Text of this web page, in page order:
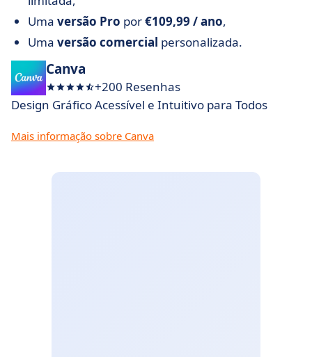
Uma versão Pro por€109,99 / ano,
Uma versão comercial personalizada.
Canva
+200 Resenhas
Design Gráfico Acessível e Intuitivo para Todos
Mais informação sobre Canva